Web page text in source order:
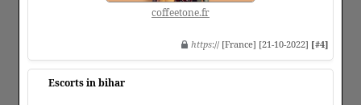
coffeetone.fr
https:// [France] [21-10-2022] [#4]
Escorts in bihar